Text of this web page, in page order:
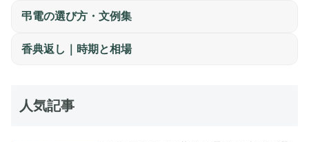
弔電の選び方・文例集
香典返し｜時期と相場
人気記事